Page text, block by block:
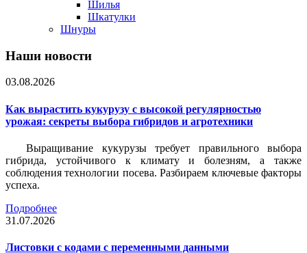
Шилья
Шкатулки
Шнуры
Наши новости
03.08.2026
Как вырастить кукурузу с высокой регулярностью
урожая: секреты выбора гибридов и агротехники
Выращивание кукурузы требует правильного выбора
гибрида, устойчивого к климату и болезням, а также
соблюдения технологии посева. Разбираем ключевые факторы
успеха.
Подробнее
31.07.2026
Листовки c кодами с переменными данными